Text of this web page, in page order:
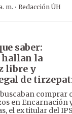
m. · Redacción ÚH
saber:
hallan la
libre y
de
comprar
en Encarnación
el ex titular del